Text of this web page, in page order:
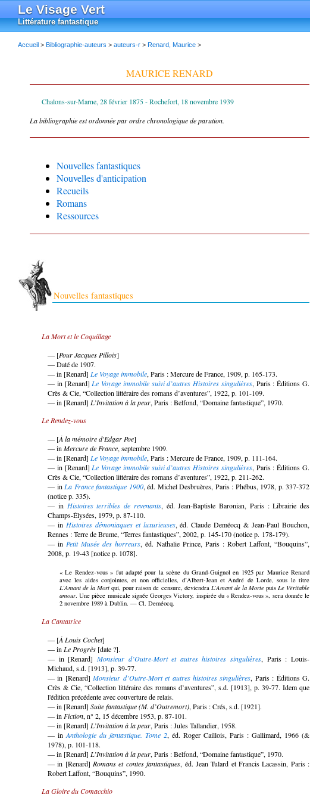
Le Visage Vert
Littérature fantastique
Accueil > Bibliographie-auteurs > auteurs-r > Renard, Maurice >
MAURICE RENARD
Chalons-sur-Marne, 28 février 1875 - Rochefort, 18 novembre 1939
La bibliographie est ordonnée par ordre chronologique de parution.
Nouvelles fantastiques
Nouvelles d'anticipation
Recueils
Romans
Ressources
Nouvelles fantastiques
La Mort et le Coquillage
— [Pour Jacques Pillois]
— Daté de 1907.
— in [Renard] Le Voyage immobile, Paris : Mercure de France, 1909, p. 165-173.
— in [Renard] Le Voyage immobile suivi d’autres Histoires singulières, Paris : Éditions G.
Crès & Cie, “Collection littéraire des romans d’aventures”, 1922, p. 101-109.
— in [Renard] L’Invitation à la peur, Paris : Belfond, “Domaine fantastique”, 1970.
Le Rendez-vous
— [À la mémoire d'Edgar Poe]
— in Mercure de France, septembre 1909.
— in [Renard] Le Voyage immobile, Paris : Mercure de France, 1909, p. 111-164.
— in [Renard] Le Voyage immobile suivi d’autres Histoires singulières, Paris : Éditions G.
Crès & Cie, “Collection littéraire des romans d’aventures”, 1922, p. 211-262.
— in La France fantastique 1900, éd. Michel Desbruères, Paris : Phébus, 1978, p. 337-372
(notice p. 335).
— in Histoires terribles de revenants, éd. Jean-Baptiste Baronian, Paris : Librairie des
Champs-Élysées, 1979, p. 87-110.
— in Histoires démoniaques et luxurieuses, éd. Claude Deméocq & Jean-Paul Bouchon,
Rennes : Terre de Brume, “Terres fantastiques”, 2002, p. 145-170 (notice p. 178-179).
— in Petit Musée des horreurs, éd. Nathalie Prince, Paris : Robert Laffont, “Bouquins”,
2008, p. 19-43 [notice p. 1078].
« Le Rendez-vous » fut adapté pour la scène du Grand-Guignol en 1925 par Maurice Renard
avec les aides conjointes, et non officielles, d’Albert-Jean et André de Lorde, sous le titre
L’Amant de la Mort qui, pour raison de censure, deviendra L’Amant de la Mortepuis Le Véritable
amour. Une pièce musicale signée Georges Victory, inspirée du « Rendez-vous », sera donnée le
2 novembre 1989 à Dublin. — Cl. Deméocq.
La Cantatrice
— [À Louis Cochet]
— inLe Progrès [date ?].
— in [Renard] Monsieur d’Outre-Mort et autres histoires singulières, Paris : Louis-
Michaud, s.d. [1913], p. 39-77.
— in [Renard]Monsieur d’Outre-Mort et autres histoires singulières, Paris : Éditions G.
Crès & Cie, “Collection littéraire des romans d’aventures”, s.d. [1913], p. 39-77. Idem que
l'édition précédente avec couverture de relais.
— in [Renard] Suite fantastique (M. d’Outremort), Paris : Crés, s.d. [1921].
— inFiction, n° 2, 15 décembre 1953, p. 87-101.
— in [Renard] L’Invitation à la peur, Paris : Jules Tallandier, 1958.
— inAnthologie du fantastique. Tome 2, éd. Roger Caillois, Paris : Gallimard, 1966 (&
1978), p. 101-118.
— in [Renard] L’Invitation à la peur, Paris : Belfond, “Domaine fantastique”, 1970.
— in [Renard]Romans et contes fantastiques, éd. Jean Tulard et Francis Lacassin, Paris :
Robert Laffont, “Bouquins”, 1990.
La Gloire du Comacchio